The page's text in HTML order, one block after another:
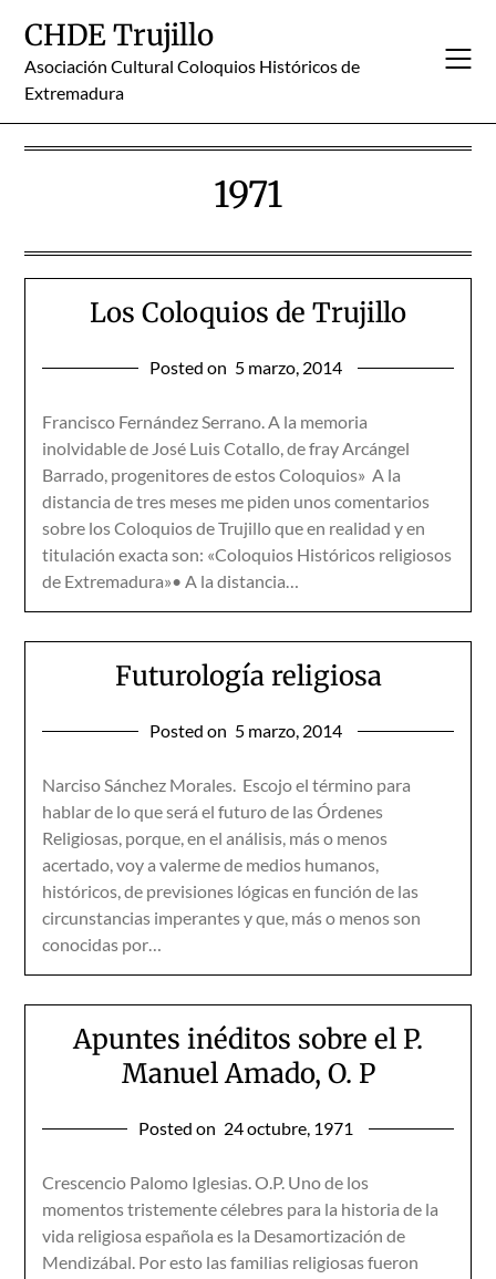
content
CHDE Trujillo
Asociación Cultural Coloquios Históricos de
Extremadura
1971
Los Coloquios de Trujillo
Posted on 5 marzo, 2014
Francisco Fernández Serrano. A la memoria
inolvidable de José Luis Cotallo, de fray Arcángel
Barrado, progenitores de estos Coloquios» A la
distancia de tres meses me piden unos comentarios
sobre los Coloquios de Trujillo que en realidad y en
titulación exacta son: «Coloquios Históricos religiosos
de Extremadura»• A la distancia…
Futurología religiosa
Posted on 5 marzo, 2014
Narciso Sánchez Morales. Escojo el término para
hablar de lo que será el futuro de las Órdenes
Religiosas, porque, en el análisis, más o menos
acertado, voy a valerme de medios humanos,
históricos, de previsiones lógicas en función de las
circunstancias imperantes y que, más o menos son
conocidas por…
Apuntes inéditos sobre el P.
Manuel Amado, O. P
Posted on 24 octubre, 1971
Crescencio Palomo Iglesias. O.P. Uno de los
momentos tristemente célebres para la historia de la
vida religiosa española es la Desamortización de
Mendizábal. Por esto las familias religiosas fueron